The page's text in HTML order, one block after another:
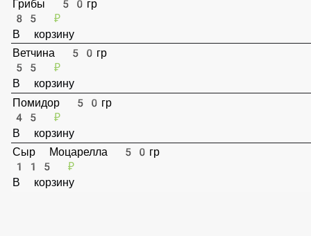
В корзину
Грибы 50гр
85 ₽
В корзину
Ветчина 50гр
55 ₽
В корзину
Помидор 50гр
45 ₽
В корзину